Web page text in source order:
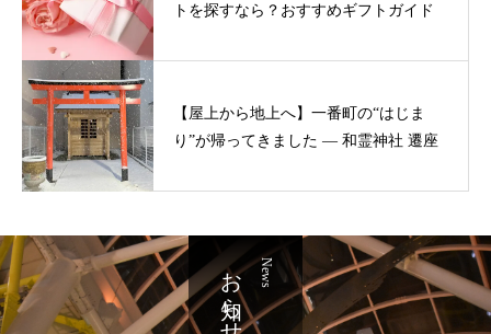
トを探すなら？おすすめギフトガイド
【屋上から地上へ】一番町の“はじま
り”が帰ってきました ― 和霊神社 遷座
News
お知らせ